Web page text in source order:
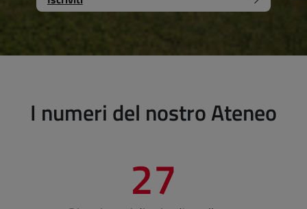
I numeri del nostro Ateneo
27